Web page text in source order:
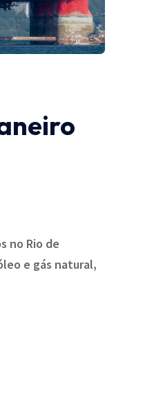
no Rio de
e gás natural,